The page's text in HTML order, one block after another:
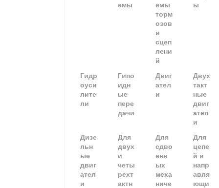
емы
емы
торм
озов
и
сцеп
лени
й
ы
Гидр
оуси
лите
ли
Гипо
идн
ые
пере
дачи
Двиг
ател
и
Двух
такт
ные
двиг
ател
и
Дизе
льн
ые
двиг
ател
и
Для
двух
и
четы
рехт
актн
Для
сдво
енн
ых
меха
ниче
Для
цепе
й и
напр
авля
ющи